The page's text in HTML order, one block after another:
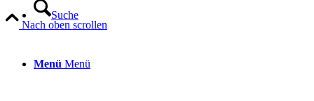
Suche
Menü Menü
Nach oben scrollen